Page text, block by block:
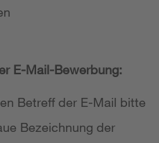
E-Mail-Bewerbung:
Betreff der E-Mail bitte
Bezeichnung der